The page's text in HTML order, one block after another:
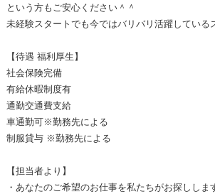
という方もご安心ください＾＾
未経験スタートでも今ではバリバリ活躍している
【待遇 福利厚生】
社会保険完備
有給休暇制度有
通勤交通費支給
車通勤可※勤務先による
制服貸与 ※勤務先による
【担当者より】
・あなたのご希望のお仕事を私たちがお探ししま